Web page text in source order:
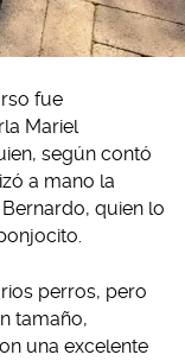
fue
Mariel
según contó
a mano la
quien lo
perros, pero
tamaño,
una excelente